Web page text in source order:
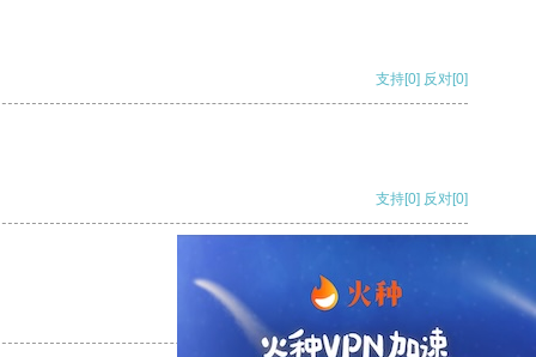
支持[0] 反对[0]
支持[0] 反对[0]